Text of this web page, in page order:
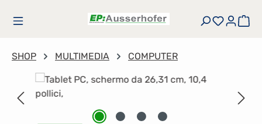
Passa al contenuto principale
Hai 0Il
SHOP MULTIMEDIA COMPUTER
Salta la galleria di immagini